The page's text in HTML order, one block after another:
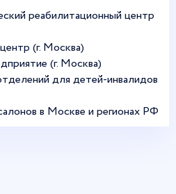
реабилитационный центр
(г. Москва)
(г. Москва)
для детей-инвалидов
в Москве и регионах РФ